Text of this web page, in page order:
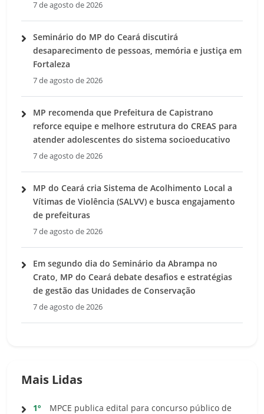
7 de agosto de 2026
Seminário do MP do Ceará discutirá
desaparecimento de pessoas, memória e justiça em
Fortaleza
7 de agosto de 2026
MP recomenda que Prefeitura de Capistrano
reforce equipe e melhore estrutura do CREAS para
atender adolescentes do sistema socioeducativo
7 de agosto de 2026
MP do Ceará cria Sistema de Acolhimento Local a
Vítimas de Violência (SALVV) e busca engajamento
de prefeituras
7 de agosto de 2026
Em segundo dia do Seminário da Abrampa no
Crato, MP do Ceará debate desafios e estratégias
de gestão das Unidades de Conservação
7 de agosto de 2026
Mais Lidas
1º
MPCE publica edital para concurso público de